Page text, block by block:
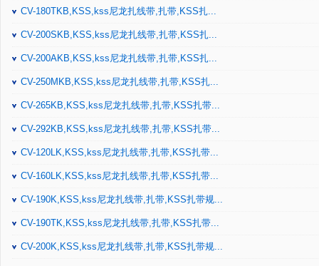
CV-180TKB,KSS,kss尼龙扎线带,扎带,KSS扎...
CV-200SKB,KSS,kss尼龙扎线带,扎带,KSS扎...
CV-200AKB,KSS,kss尼龙扎线带,扎带,KSS扎...
CV-250MKB,KSS,kss尼龙扎线带,扎带,KSS扎...
CV-265KB,KSS,kss尼龙扎线带,扎带,KSS扎带...
CV-292KB,KSS,kss尼龙扎线带,扎带,KSS扎带...
CV-120LK,KSS,kss尼龙扎线带,扎带,KSS扎带...
CV-160LK,KSS,kss尼龙扎线带,扎带,KSS扎带...
CV-190K,KSS,kss尼龙扎线带,扎带,KSS扎带规...
CV-190TK,KSS,kss尼龙扎线带,扎带,KSS扎带...
CV-200K,KSS,kss尼龙扎线带,扎带,KSS扎带规...